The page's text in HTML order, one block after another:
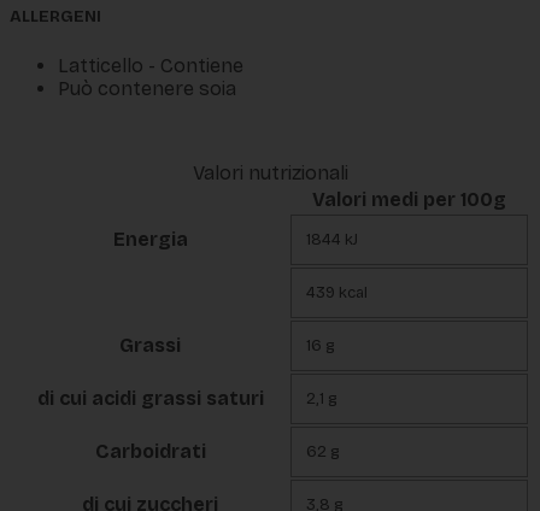
ALLERGENI
Latticello - Contiene
Può contenere soia
Valori nutrizionali
Valori medi per 100g
Energia
1844 kJ
439 kcal
Grassi 16 g
di cui acidi grassi saturi 2,1 g
Carboidrati 62 g
di cui zuccheri 3,8 g